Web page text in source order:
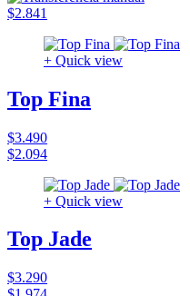
$2.841
+ Quick view
Top Fina
$3.490
$2.094
+ Quick view
Top Jade
$3.290